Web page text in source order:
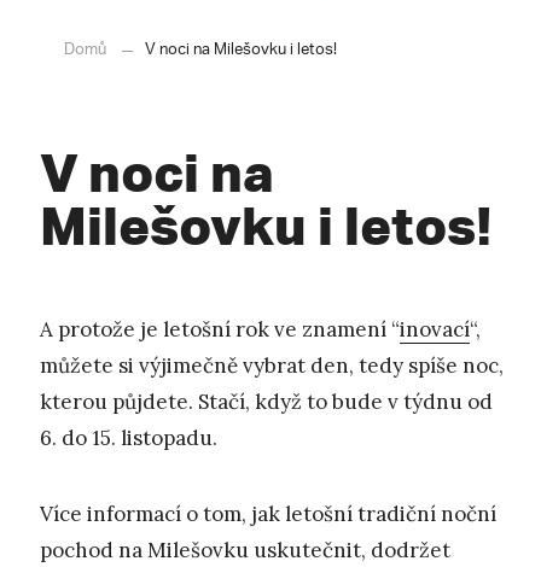
Domů V noci na Milešovku i letos!
V noci na
Milešovku i letos!
A protože je letošní rok ve znamení “inovací“,
můžete si výjimečně vybrat den, tedy spíše noc,
kterou půjdete. Stačí, když to bude v týdnu od
6. do 15. listopadu.
Více informací o tom, jak letošní tradiční noční
pochod na Milešovku uskutečnit, dodržet